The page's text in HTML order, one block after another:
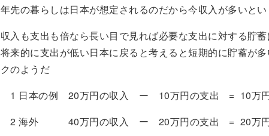
年先の暮らしは日本が想定されるのだから今収入が多いとい
収入も支出も倍なら長い目で見れば必要な支出に対する貯蓄
将来的に支出が低い日本に戻ると考えると短期的に貯蓄が
クのようだ
1 日本の例 20万円の収入 ー 10万円の支出 = 10万
2 海外 40万円の収入 ー 20万円の支出 = 20万円